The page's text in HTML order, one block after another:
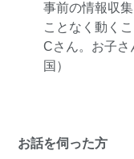
事前の情報収
ことなく動く
Cさん。お子さ
国）
お話を伺った方